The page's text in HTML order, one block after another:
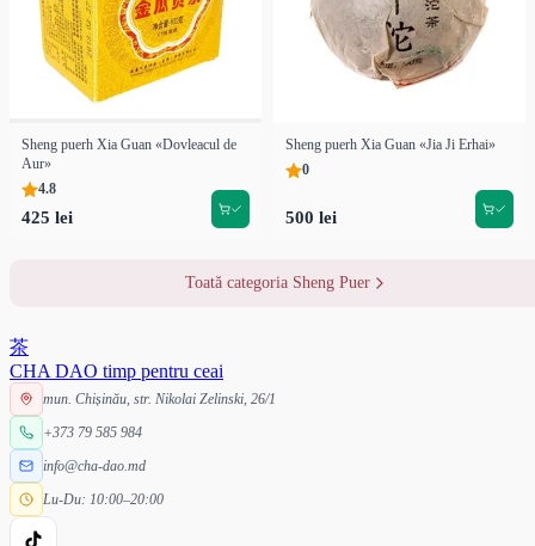
Sheng puerh Xia Guan «Dovleacul de
Aur»
4.8
425 lei
Sheng puerh Xia Guan «Jia Ji Erhai»
0
500 lei
Toată categoria Sheng Puer
茶
CHA DAO timp pentru ceai
mun. Chișinău, str. Nikolai Zelinski, 26/1
+373 79 585 984
info@cha-dao.md
Lu-Du: 10:00–20:00